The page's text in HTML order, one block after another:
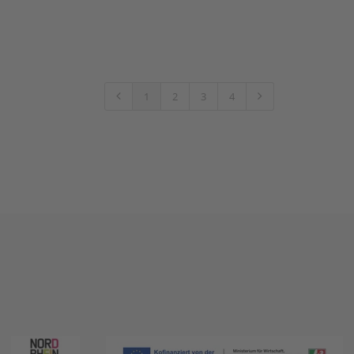
1 2 3 4